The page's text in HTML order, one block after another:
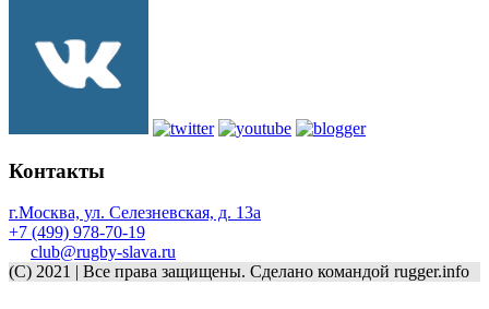
Контакты
г.Москва, ул. Селезневская, д. 13a
+7 (499) 978-70-19
club@rugby-slava.ru
(C) 2021 | Все права защищены. Сделано командой rugger.info